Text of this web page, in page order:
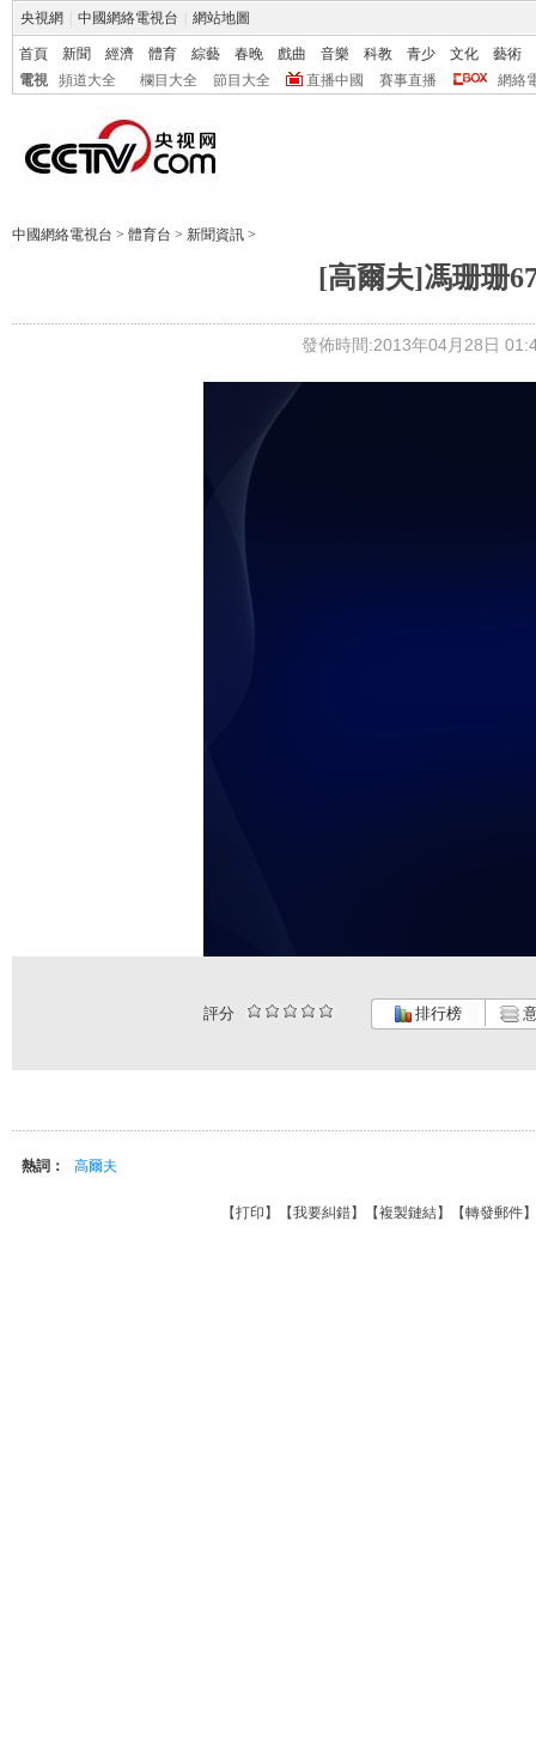
央視網 中國網絡電視台 網站地圖
首頁 新聞 經濟 體育 綜藝 春晚 戲曲 音樂 科教 青少 文化
藝術
電視
頻道大全 欄目大全 節目大全 直播中國 賽事直播 網絡
中國網絡電視台 > 體育台 > 新聞資訊 >
[高爾夫]馮珊珊
發佈時間:2013年04月28日
評分 排行榜
熱詞： 高爾夫
【打印 】【我要糾錯】【複製鏈結】【轉發郵件